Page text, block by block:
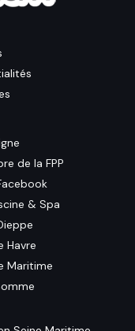
de la FPP
& Spa
Havre
Maritime